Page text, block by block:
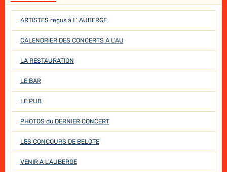
ARTISTES reçus à L' AUBERGE
CALENDRIER DES CONCERTS A L'AU
LA RESTAURATION
LE BAR
LE PUB
PHOTOS du DERNIER CONCERT
LES CONCOURS DE BELOTE
VENIR A L'AUBERGE